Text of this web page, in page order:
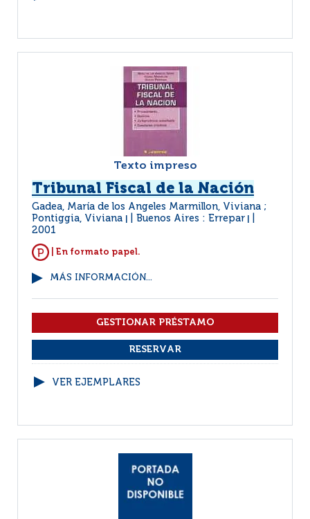
Texto impreso
Tribunal Fiscal de la Nación
Gadea, María de los Angeles Marmillon, Viviana ;
Pontiggia, Viviana
Buenos Aires : Errepar
2001
| En formato papel.
MÁS INFORMACIÓN...
VER EJEMPLARES